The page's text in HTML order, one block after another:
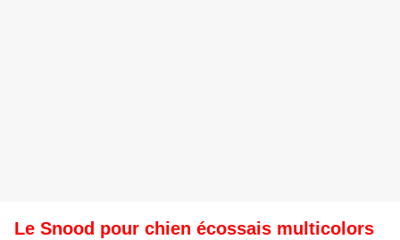
Le Snood pour chien écossais multicolors